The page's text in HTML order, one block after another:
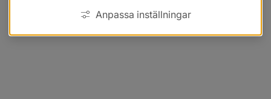
Anpassa inställningar